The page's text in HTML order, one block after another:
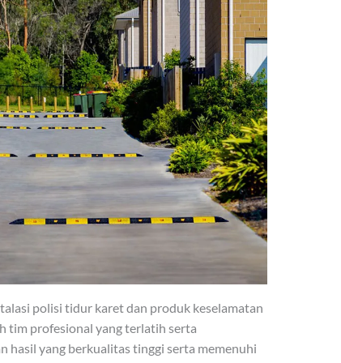
polisi tidur karet dan produk keselamatan
tim profesional yang terlatih serta
hasil yang berkualitas tinggi serta memenuhi